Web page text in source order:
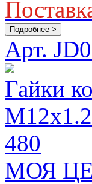
Подробнее >
Арт.
Гайки
480
МОЯ